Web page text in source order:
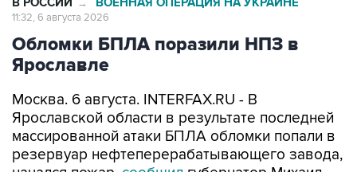
→
11:32, 6 августа 2026
Обломки БПЛА поразили НПЗ в
Ярославле
Москва. 6 августа. INTERFAX.RU - В
Ярославской области в результате последней
массированной атаки БПЛА обломки попали в
резервуар нефтеперерабатывающего завода,